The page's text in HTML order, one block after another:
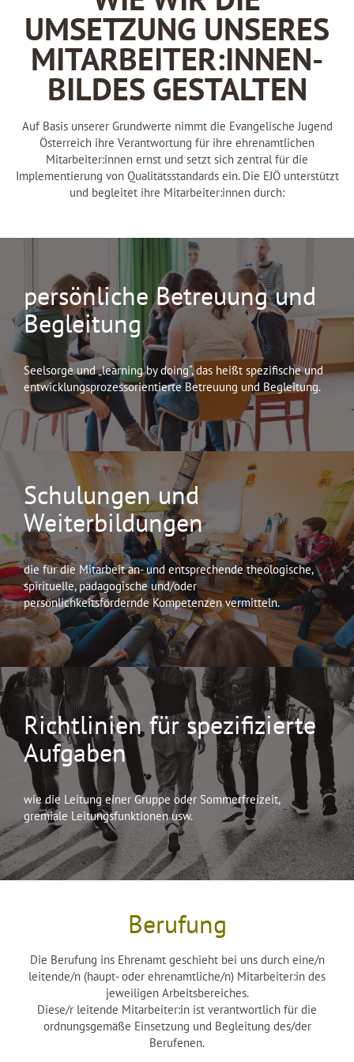
UMSETZUNG UNSERES
MITARBEITER:INNEN-
BILDES GESTALTEN
Auf Basis unserer Grundwerte nimmt die Evangelische Jugend
Österreich ihre Verantwortung für ihre ehrenamtlichen
Mitarbeiter:innen ernst und setzt sich zentral für die
Implementierung von Qualitätsstandards ein. Die EJÖ unterstützt
und begleitet ihre Mitarbeiter:innen durch:
persönliche Betreuung und
Begleitung
Seelsorge und „learning by doing“, das heißt spezifische und
entwicklungsprozessorientierte Betreuung und Begleitung.
Schulungen und
Weiterbildungen
die für die Mitarbeit an- und entsprechende the­ologische,
spirituelle, pädagogische und/oder
persönlichkeitsfördernde Kompetenzen vermitteln.
Richtlinien für spezifizierte
Aufgaben
wie die Leitung einer Gruppe oder Sommerfreizeit,
gremiale Leitungsfunktionen usw.
Berufung
Die Berufung ins Ehrenamt geschieht bei uns durch eine/n
leitende/n (haupt- oder ehrenamtliche/n) Mitarbeiter:in des
jeweiligen Arbeitsbereiches.
Diese/r leitende Mitarbeiter:in ist verantwortlich für die
ordnungsgemäße Einsetzung und Begleitung des/der
Berufenen.